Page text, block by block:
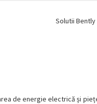
Solutii Bently
de energie electrică și